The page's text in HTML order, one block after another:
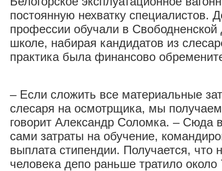
постоянную нехватку специалистов.
профессии обучали в Свободненской
школе, набирая кандидатов из
практика была финансово
– Если сложить все материальные
слесаря на осмотрщика, мы
говорит Александр Соломка. – Сюда
сами затраты на обучение,
выплата стипендии. Получается, что
человека депо раньше тратило